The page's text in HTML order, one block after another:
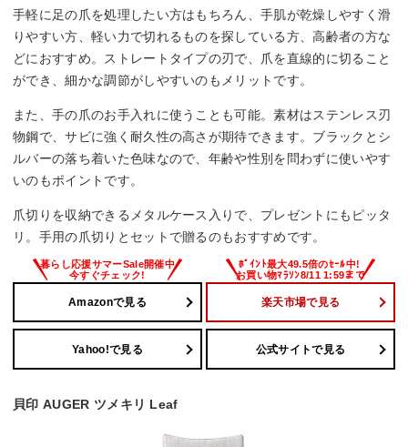
手軽に足の爪を処理したい方はもちろん、手肌が乾燥しやすく滑
りやすい方、軽い力で切れるものを探している方、高齢者の方な
どにおすすめ。ストレートタイプの刃で、爪を直線的に切ること
ができ、細かな調節がしやすいのもメリットです。
また、手の爪のお手入れに使うことも可能。素材はステンレス刃
物鋼で、サビに強く耐久性の高さが期待できます。ブラックとシ
ルバーの落ち着いた色味なので、年齢や性別を問わずに使いやす
いのもポイントです。
爪切りを収納できるメタルケース入りで、プレゼントにもピッタ
リ。手用の爪切りとセットで贈るのもおすすめです。
Amazonで見る 楽天市場で見る
Yahoo!で見る 公式サイトで見る
貝印 AUGER ツメキリ Leaf